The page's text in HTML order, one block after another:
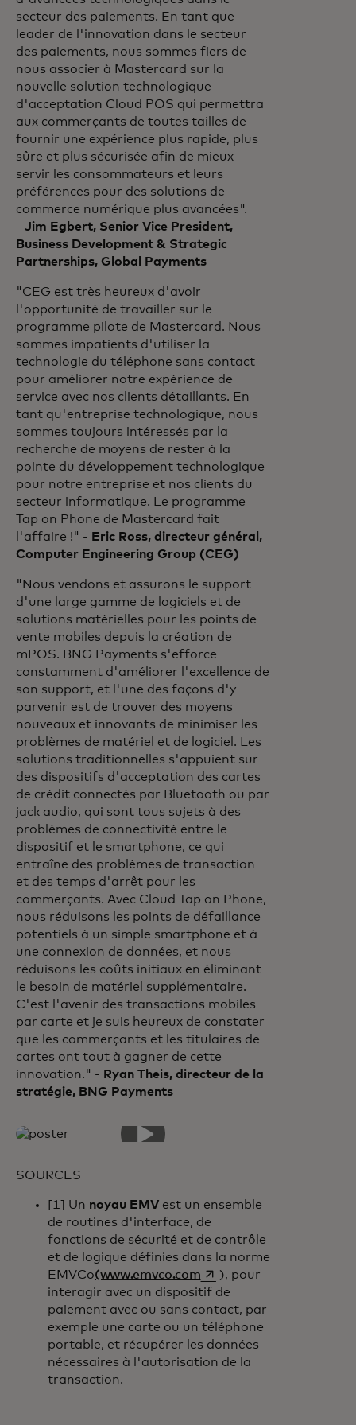
secteur des paiements. En tant que
leader de l'innovation dans le secteur
des paiements, nous sommes fiers de
nous associer à Mastercard sur la
nouvelle solution technologique
d'acceptation Cloud POS qui permettra
aux commerçants de toutes tailles de
fournir une expérience plus rapide, plus
sûre et plus sécurisée afin de mieux
servir les consommateurs et leurs
préférences pour des solutions de
commerce numérique plus avancées".
- Jim Egbert, Senior Vice President,
Business Development & Strategic
Partnerships, Global Payments
"CEG est très heureux d'avoir
l'opportunité de travailler sur le
programme pilote de Mastercard. Nous
sommes impatients d'utiliser la
technologie du téléphone sans contact
pour améliorer notre expérience de
service avec nos clients détaillants. En
tant qu'entreprise technologique, nous
sommes toujours intéressés par la
recherche de moyens de rester à la
pointe du développement technologique
pour notre entreprise et nos clients du
secteur informatique. Le programme
Tap on Phone de Mastercard fait
l'affaire !" - Eric Ross, directeur général,
Computer Engineering Group (CEG)
"Nous vendons et assurons le support
d'une large gamme de logiciels et de
solutions matérielles pour les points de
vente mobiles depuis la création de
mPOS. BNG Payments s'efforce
constamment d'améliorer l'excellence de
son support, et l'une des façons d'y
parvenir est de trouver des moyens
nouveaux et innovants de minimiser les
problèmes de matériel et de logiciel. Les
solutions traditionnelles s'appuient sur
des dispositifs d'acceptation des cartes
de crédit connectés par Bluetooth ou par
jack audio, qui sont tous sujets à des
problèmes de connectivité entre le
dispositif et le smartphone, ce qui
entraîne des problèmes de transaction
et des temps d'arrêt pour les
commerçants. Avec Cloud Tap on Phone,
nous réduisons les points de défaillance
potentiels à un simple smartphone et à
une connexion de données, et nous
réduisons les coûts initiaux en éliminant
le besoin de matériel supplémentaire.
C'est l'avenir des transactions mobiles
par carte et je suis heureux de constater
que les commerçants et les titulaires de
cartes ont tout à gagner de cette
innovation." - Ryan Theis, directeur de la
stratégie, BNG Payments
SOURCES
[1] Un noyau EMV est un ensemble
de routines d'interface, de
fonctions de sécurité et de contrôle
et de logique définies dans la norme
EMVCo(www.emvco.coms’ouvre dans un nouvel
), pour
interagir avec un dispositif de
paiement avec ou sans contact, par
exemple une carte ou un téléphone
portable, et récupérer les données
nécessaires à l'autorisation de la
transaction.